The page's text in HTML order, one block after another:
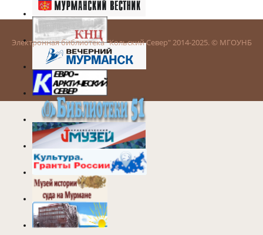
Электронная библиотека "Кольский Север" 2014-2025. © МГОУНБ